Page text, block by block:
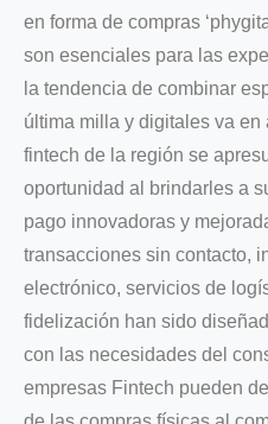
en forma de compras
son esenciales para las
la tendencia de combinar
última milla y digitales va en
fintech de la región se
oportunidad al brindarles a
pago innovadoras y
transacciones sin contacto,
electrónico, servicios de
fidelización han sido
con las necesidades del
empresas Fintech pueden